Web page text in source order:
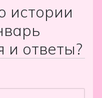
истории
и ответы?